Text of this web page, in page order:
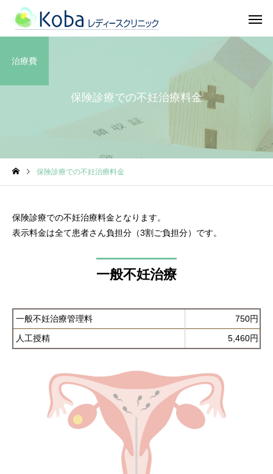
保険診療での不妊治療料金
治療費
保険診療での不妊治療料金
保険診療での不妊治療料金となります。
表示料金は全て患者さん負担分（3割ご負担分）です。
一般不妊治療
一般不妊治療管理料
750円
人工授精
5,460円